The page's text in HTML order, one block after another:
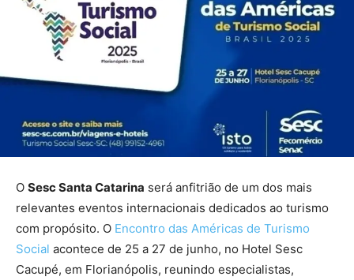
O Sesc Santa Catarina será anfitrião de um dos mais
relevantes eventos internacionais dedicados ao turismo
com propósito. O Encontro das Américas de Turismo
Social acontece de 25 a 27 de junho, no Hotel Sesc
Cacupé, em Florianópolis, reunindo especialistas,